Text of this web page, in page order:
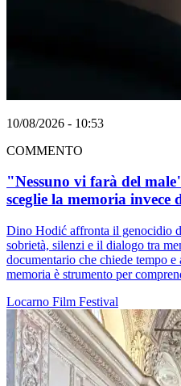
10/08/2026 - 10:53
COMMENTO
"Nessuno vi farà del
sceglie la memoria invece
Dino Hodić affronta il genocidio
sobrietà, silenzi e il dialogo tra
documentario che chiede tempo
memoria è strumento per
Locarno Film Festival